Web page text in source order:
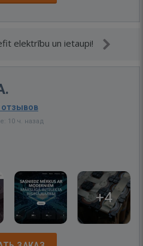
elektrību un ietaupi!
отзывов
10 ч. назад
+4